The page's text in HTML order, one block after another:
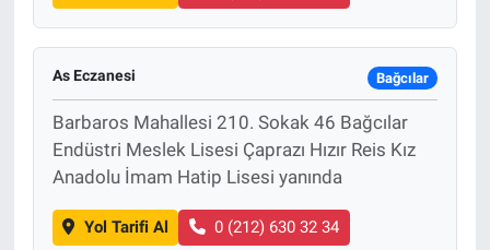
As Eczanesi Bağcılar
Barbaros Mahallesi 210. Sokak 46 Bağcılar
Endüstri Meslek Lisesi Çaprazı Hızır Reis Kız
Anadolu İmam Hatip Lisesi yanında
Yol Tarifi Al 0 (212) 630 32 34